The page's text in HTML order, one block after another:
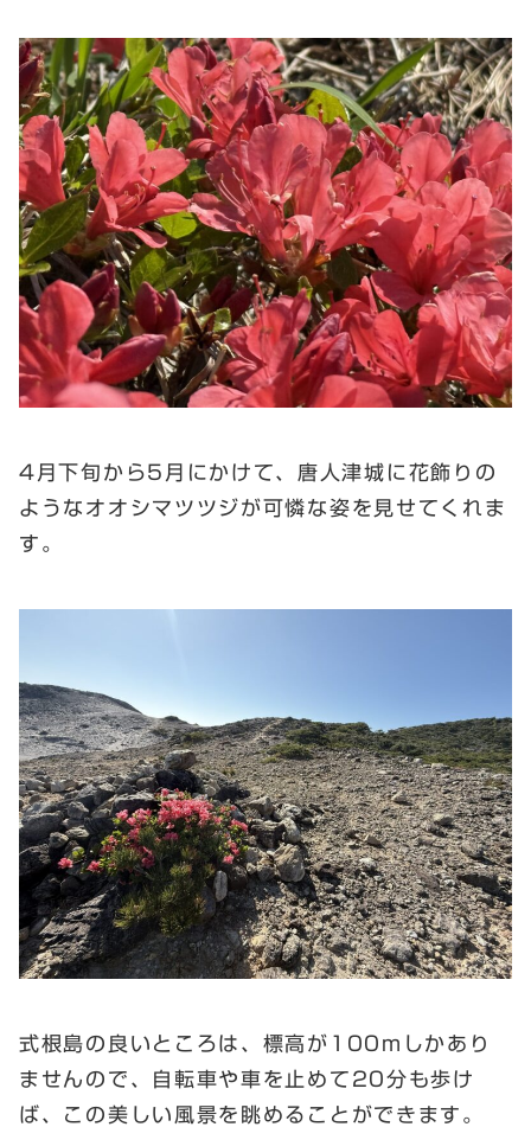
4月下旬から5月にかけて、唐人津城に花飾りの
ようなオオシマツツジが可憐な姿を見せてくれま
す。
式根島の良いところは、標高が100mしかあり
ませんので、自転車や車を止めて20分も歩け
ば、この美しい風景を眺めることができます。